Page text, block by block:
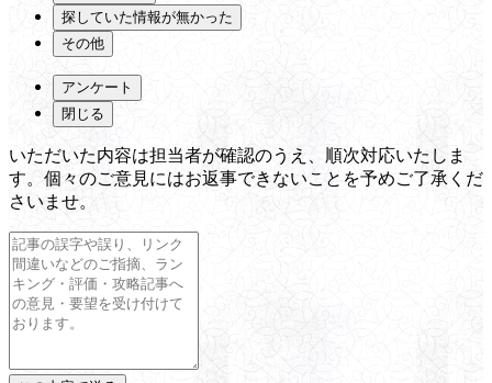
探していた情報が無かった
その他
アンケート
閉じる
いただいた内容は担当者が確認のうえ、順次対応いたしま
す。個々のご意見にはお返事できないことを予めご了承くだ
さいませ。